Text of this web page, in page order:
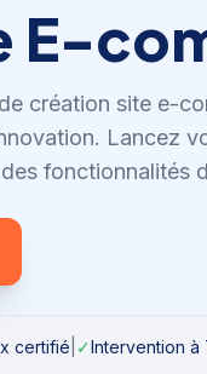
E-
création site e-
. Lancez
fonctionnalités
certifié ✓Intervention à